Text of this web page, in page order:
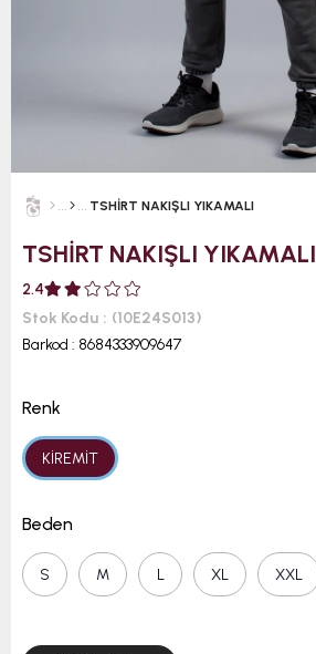
TSHİRT NAKIŞLI YIKAMALI
TSHİRT NAKIŞLI YIKAMALI
2.4
Stok Kodu
(10E24S013)
Barkod : 8684333909647
Renk
KİREMİT
Beden
S M L XL XXL